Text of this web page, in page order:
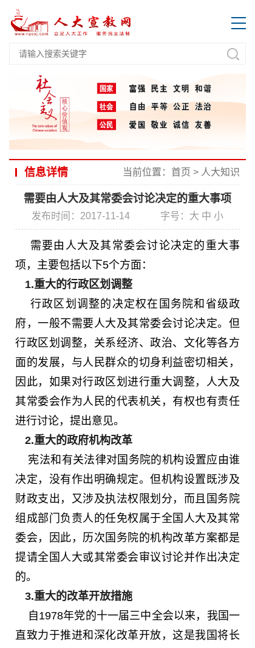
信息详情 当前位置： 首页 > 人大知识
需要由人大及其常委会讨论决定的重大事项
发布时间：2017-11-14 字号： 大 中 小
需要由人大及其常委会讨论决定的重大事
项，主要包括以下5个方面：
1.重大的行政区划调整
行政区划调整的决定权在国务院和省级政
府，一般不需要人大及其常委会讨论决定。但
行政区划调整，关系经济、政治、文化等各方
面的发展，与人民群众的切身利益密切相关，
因此，如果对行政区划进行重大调整，人大及
其常委会作为人民的代表机关，有权也有责任
进行讨论，提出意见。
2.重大的政府机构改革
宪法和有关法律对国务院的机构设置应由谁
决定，没有作出明确规定。但机构设置既涉及
财政支出，又涉及执法权限划分，而且国务院
组成部门负责人的任免权属于全国人大及其常
委会，因此，历次国务院的机构改革方案都是
提请全国人大或其常委会审议讨论并作出决定
的。
3.重大的改革开放措施
自1978年党的十一届三中全会以来，我国一
直致力于推进和深化改革开放，这是我国将长